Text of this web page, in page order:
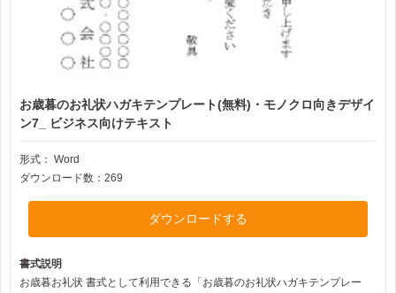
お歳暮のお礼状ハガキテンプレート(無料)・モノクロ向きデザイ
ン7_ ビジネス向けテキスト
形式： Word
ダウンロード数：269
ダウンロードする
書式説明
お歳暮お礼状 書式として利用できる「お歳暮のお礼状ハガキテンプレー